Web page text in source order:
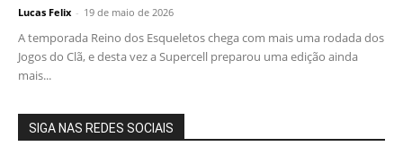
Lucas Felix - 19 de maio de 2026
A temporada Reino dos Esqueletos chega com mais uma rodada dos
Jogos do Clã, e desta vez a Supercell preparou uma edição ainda
mais...
SIGA NAS REDES SOCIAIS